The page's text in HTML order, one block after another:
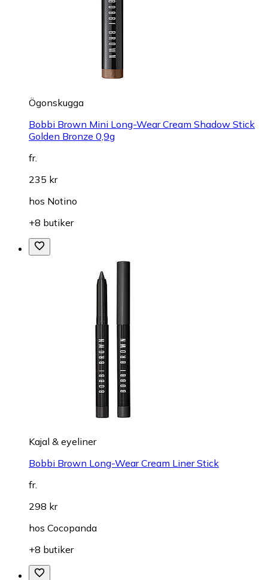
Ögonskugga
Bobbi Brown Mini Long-Wear Cream Shadow Stick
Golden Bronze 0,9g
fr.
235 kr
hos Notino
+8 butiker
Kajal & eyeliner
Bobbi Brown Long-Wear Cream Liner Stick
fr.
298 kr
hos Cocopanda
+8 butiker